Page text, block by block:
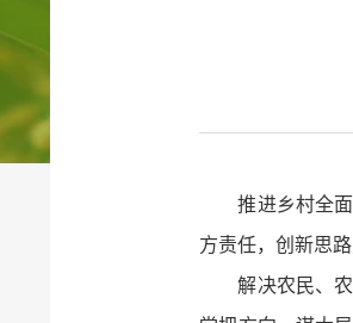
推进乡村全
方责任，创新思
解决农民、